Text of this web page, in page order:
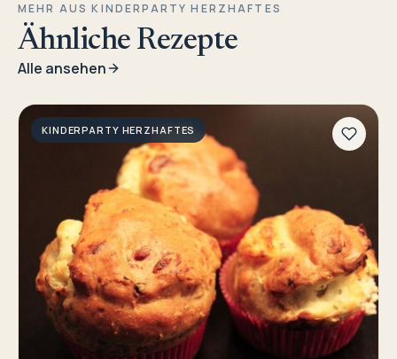
MEHR AUS KINDERPARTY HERZHAFTES
Ähnliche Rezepte
Alle ansehen
KINDERPARTY HERZHAFTES